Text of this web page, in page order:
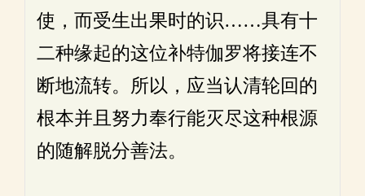
使，而受生出果时的识……具有十
二种缘起的这位补特伽罗将接连不
断地流转。所以，应当认清轮回的
根本并且努力奉行能灭尽这种根源
的随解脱分善法。